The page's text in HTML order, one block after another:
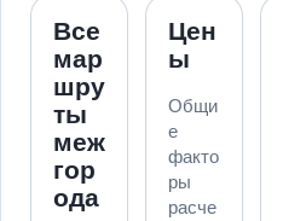
Все
мар
шру
ты
меж
гор
ода
Цен
ы
Общи
е
факто
ры
расче